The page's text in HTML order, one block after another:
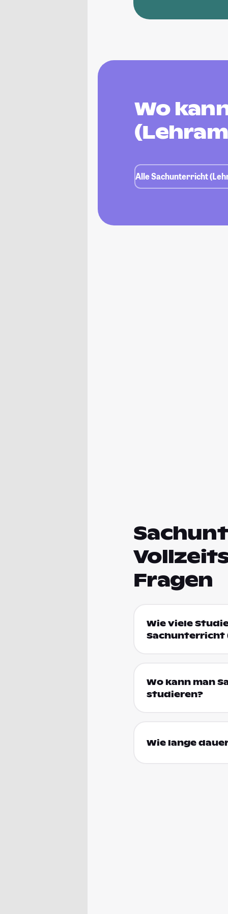
Wo
Alle Sachunterricht
Fragen
Wie viele
Sachunterricht
Wo kann man
studieren?
Wie lange